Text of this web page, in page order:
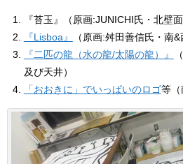
『苔玉』（原画:JUNICHI氏・北壁
『Lisboa』
（原画:舛田善信氏・南&
『二匹の龍（水の龍/太陽の龍）』
及び天井）
「おおきに」でいっぱいのロゴ等（